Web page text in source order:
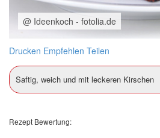
@ Ideenkoch - fotolia.de
Drucken Empfehlen Teilen
Saftig, weich und mit leckeren Kirschen
Rezept Bewertung: